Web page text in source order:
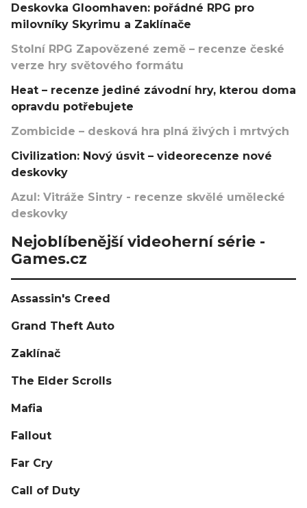
Deskovka Gloomhaven: pořádné RPG pro
milovníky Skyrimu a Zaklínače
Stolní RPG Zapovězené země – recenze české
verze hry světového formátu
Heat – recenze jediné závodní hry, kterou doma
opravdu potřebujete
Zombicide – desková hra plná živých i mrtvých
Civilization: Nový úsvit – videorecenze nové
deskovky
Azul: Vitráže Sintry - recenze skvělé umělecké
deskovky
Nejoblíbenější videoherní série -
Games.cz
Assassin's Creed
Grand Theft Auto
Zaklínač
The Elder Scrolls
Mafia
Fallout
Far Cry
Call of Duty